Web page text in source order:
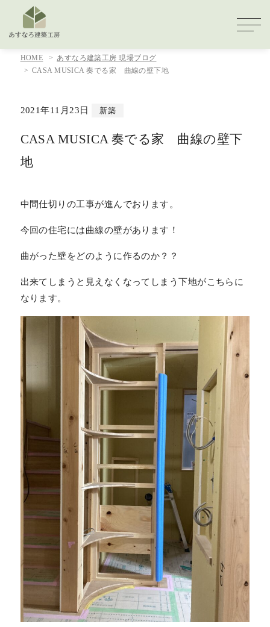
HOME
あすなろ建築工房 現場ブログ
CASA MUSICA 奏でる家 曲線の壁下地
2021年11月23日 新築
CASA MUSICA 奏でる家 曲線の壁下
地
中間仕切りの工事が進んでおります。
今回の住宅には曲線の壁があります！
曲がった壁をどのように作るのか？？
出来てしまうと見えなくなってしまう下地がこちらに
なります。